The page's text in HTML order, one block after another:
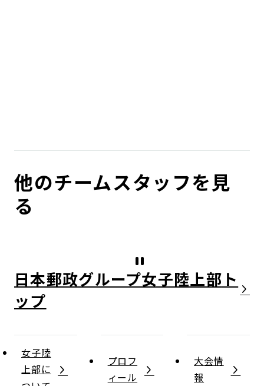
他のチームスタッフを見
る
日本郵政グループ女子陸上部
女子陸
上部に
プロフ
ィール
大会情
報